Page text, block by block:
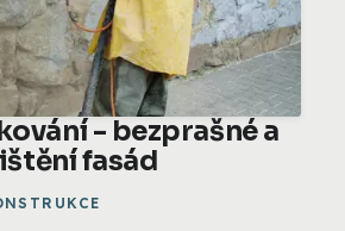
- bezprašné a
fasád